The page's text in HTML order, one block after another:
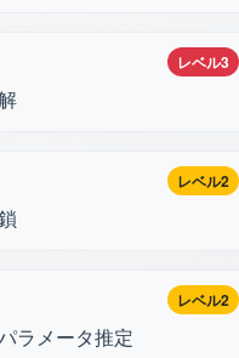
レベル3
レベル2
レベル2
ラメータ推定